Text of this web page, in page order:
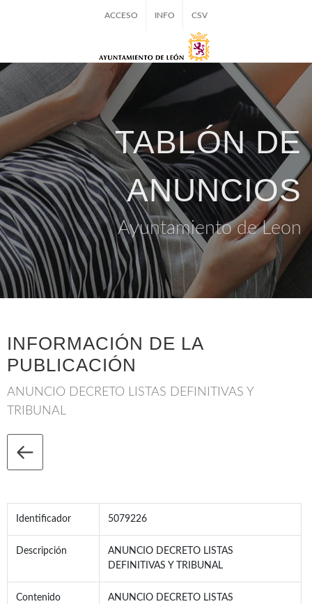
ACCESO INFO CSV
TABLÓN DE
ANUNCIOS
Ayuntamiento de Leon
INFORMACIÓN DE LA
PUBLICACIÓN
ANUNCIO DECRETO LISTAS DEFINITIVAS Y
TRIBUNAL
Identificador 5079226
Descripción
ANUNCIO DECRETO LISTAS
DEFINITIVAS Y TRIBUNAL
Contenido
ANUNCIO DECRETO LISTAS